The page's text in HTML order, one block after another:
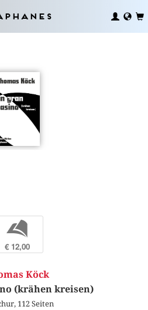
b
€ 12,00
Köck
(krähen kreisen)
112 Seiten